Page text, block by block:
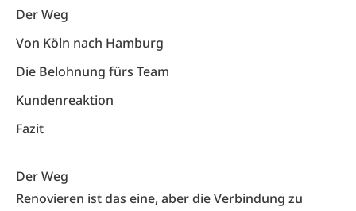
Der Weg
Von Köln nach Hamburg
Die Belohnung fürs Team
Kundenreaktion
Fazit
Der Weg
Renovieren ist das eine, aber die Verbindung zu